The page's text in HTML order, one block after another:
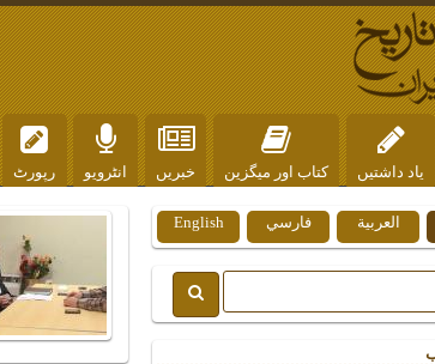
یاد داشتیں کتاب اور میگزین خبریں انٹرویو رپورٹ
English فارسي العربية